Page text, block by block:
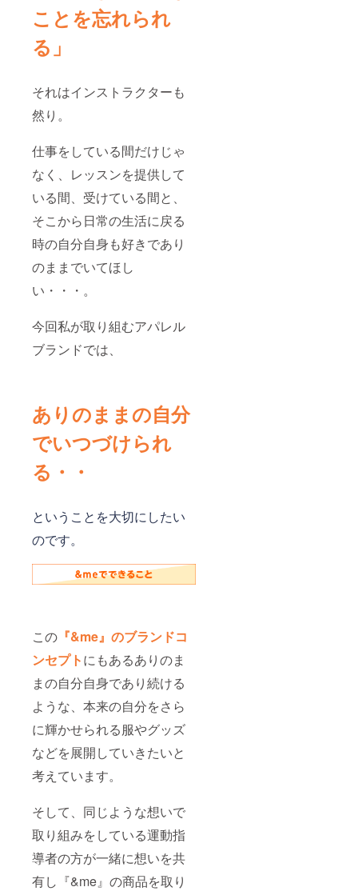
ことを忘れられ
る」
それはインストラクターも
然り。
仕事をしている間だけじゃ
なく、レッスンを提供して
いる間、受けている間と、
そこから日常の生活に戻る
時の自分自身も好きであり
のままでいてほし
い・・・。
今回私が取り組むアパレル
ブランドでは、
ありのままの自分
でいつづけられ
る・・
ということを大切にしたい
のです。
この 『&me』のブランドコ
ンセプトにもあるありのま
まの自分自身であり続ける
ような、本来の自分をさら
に輝かせられる服やグッズ
などを展開していきたいと
考えています。
そして、同じような想いで
取り組みをしている運動指
導者の方が一緒に想いを共
有し『&me』の商品を取り